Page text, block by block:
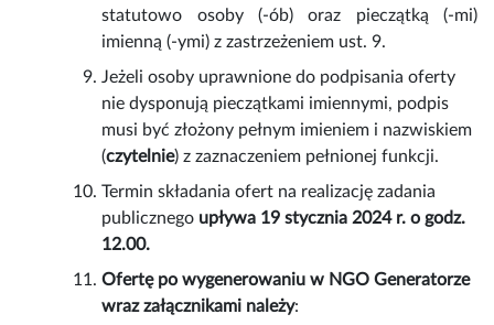
statutowo osoby (-ób) oraz pieczątką (-mi)
imienną (-ymi) z zastrzeżeniem ust. 9.
Jeżeli osoby uprawnione do podpisania oferty
nie dysponują pieczątkami imiennymi, podpis
musi być złożony pełnym imieniem i nazwiskiem
(czytelnie) z zaznaczeniem pełnionej funkcji.
Termin składania ofert na realizację zadania
publicznego upływa 19 stycznia 2024 r.o godz.
12.00.
Ofertę po wygenerowaniu w NGO Generatorze
wraz załącznikami należy: